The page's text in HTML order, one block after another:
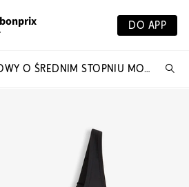
DO APP
KOSTIUM KĄPIELOWY O ŚREDNIM STOPNIU MODELOWANIA SYLWETKI, Z POŁYSKUJĄCĄ WSTAWKĄ